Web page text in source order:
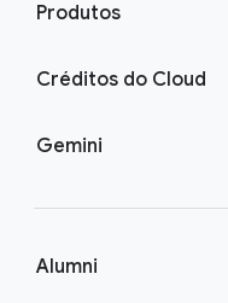
Produtos
Créditos do Cloud
Gemini
Alumni